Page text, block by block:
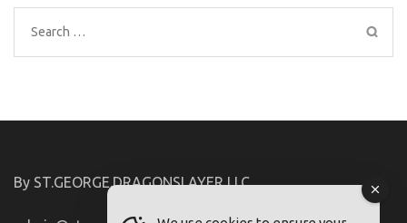
Search
for:
By ST.GEORGE.DRAGONSLAYER LLC